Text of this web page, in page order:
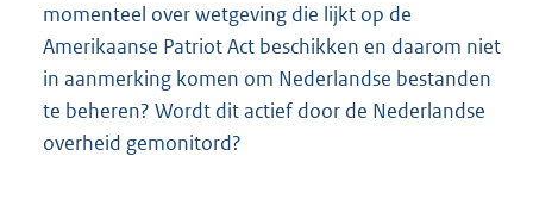
momenteel over wetgeving die lijkt op de
Amerikaanse Patriot Act beschikken en daarom niet
in aanmerking komen om Nederlandse bestanden
te beheren? Wordt dit actief door de Nederlandse
overheid gemonitord?